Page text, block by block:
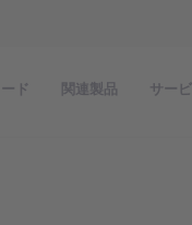
ド 関連製品 サー